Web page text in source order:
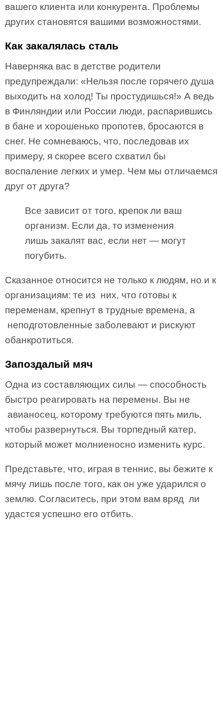
вашего клиента или конкурента. Проблемы
других становятся вашими возможностями.
Как закалялась сталь
Наверняка вас в детстве родители
предупреждали: «Нельзя после горячего душа
выходить на холод! Ты простудишься!» А ведь
в Финляндии или России люди, распарившись
в бане и хорошенько пропотев, бросаются в
снег. Не сомневаюсь, что, последовав их
примеру, я скорее всего схватил бы
воспаление легких и умер. Чем мы отличаемся
друг от друга?
Все зависит от того, крепок ли ваш
организм. Если да, то изменения
лишь закалят вас, если нет — могут
погубить.
Сказанное относится не только к людям, но и к
организациям: те из них, что готовы к
переменам, крепнут в трудные времена, а
неподготовленные заболевают и рискуют
обанкротиться.
Запоздалый мяч
Одна из составляющих силы — способность
быстро реагировать на перемены. Вы не
авианосец, которому требуются пять миль,
чтобы развернуться. Вы торпедный катер,
который может молниеносно изменить курс.
Представьте, что, играя в теннис, вы бежите к
мячу лишь после того, как он уже ударился о
землю. Согласитесь, при этом вам вряд ли
удастся успешно его отбить.